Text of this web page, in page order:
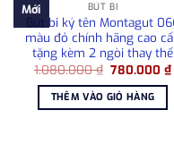
Mới BÚT BI
Bút bi ký tên Montagut
màu đỏ chính hãng cao
tặng kèm 2 ngòi thay thế
1.080.000₫ Giá
là:
1.080.000 ₫.
780.000₫
THÊM VÀO GIỎ HÀNG